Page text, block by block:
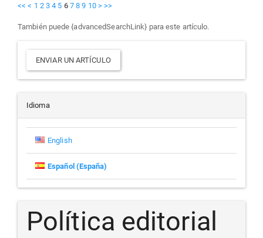
<< < 1 2 3 4 5 6 7 8 9 10 > >>
También puede {advancedSearchLink} para este artículo.
Enviar
un
artículo
ENVIAR UN ARTÍCULO
Idioma
English
Español (España)
Política editorial